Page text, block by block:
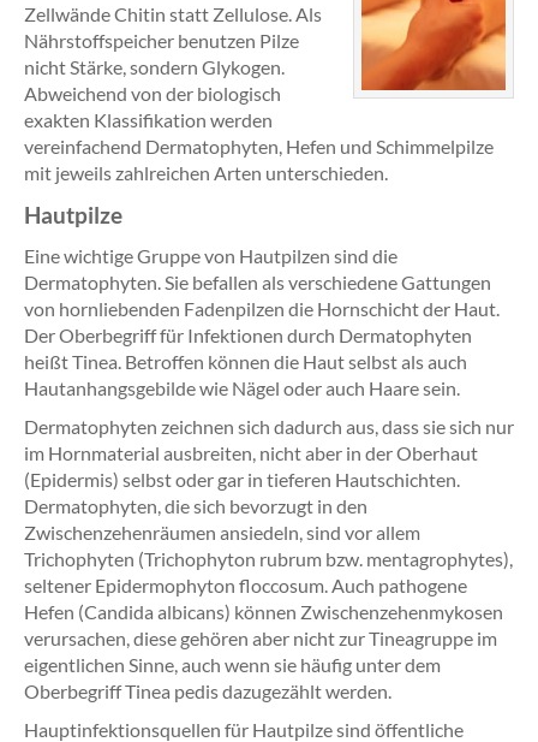
Zellwände Chitin statt Zellulose. Als
Nährstoffspeicher benutzen Pilze
nicht Stärke, sondern Glykogen.
Abweichend von der biologisch
exakten Klassifikation werden
vereinfachend Dermatophyten, Hefen und Schimmelpilze
mit jeweils zahlreichen Arten unterschieden.
Hautpilze
Eine wichtige Gruppe von Hautpilzen sind die
Dermatophyten. Sie befallen als verschiedene Gattungen
von hornliebenden Fadenpilzen die Hornschicht der Haut.
Der Oberbegriff für Infektionen durch Dermatophyten
heißt Tinea. Betroffen können die Haut selbst als auch
Hautanhangsgebilde wie Nägel oder auch Haare sein.
Dermatophyten zeichnen sich dadurch aus, dass sie sich nur
im Hornmaterial ausbreiten, nicht aber in der Oberhaut
(Epidermis) selbst oder gar in tieferen Hautschichten.
Dermatophyten, die sich bevorzugt in den
Zwischenzehenräumen ansiedeln, sind vor allem
Trichophyten (Trichophyton rubrum bzw. mentagrophytes),
seltener Epidermophyton floccosum. Auch pathogene
Hefen (Candida albicans) können Zwischenzehenmykosen
verursachen, diese gehören aber nicht zur Tineagruppe im
eigentlichen Sinne, auch wenn sie häufig unter dem
Oberbegriff Tinea pedis dazugezählt werden.
Hauptinfektionsquellen für Hautpilze sind öffentliche